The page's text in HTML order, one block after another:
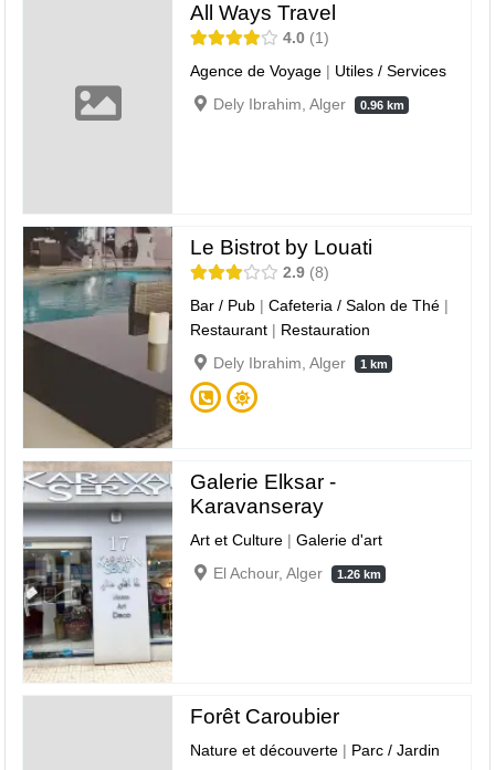
All Ways Travel
4.0
1
Agence de Voyage | Utiles / Services
Dely Ibrahim, Alger
0.96 km
Le Bistrot by Louati
2.9 8
Bar / Pub |Cafeteria / Salon de Thé |
Restaurant | Restauration
Dely Ibrahim, Alger
1 km
Galerie Elksar -
Karavanseray
Art et Culture |Galerie d'art
El Achour, Alger
1.26 km
Forêt Caroubier
Nature et découverte | Parc / Jardin